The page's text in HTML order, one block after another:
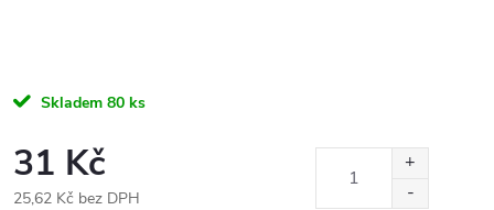
Skladem 80 ks
31 Kč
25,62 Kč bez DPH